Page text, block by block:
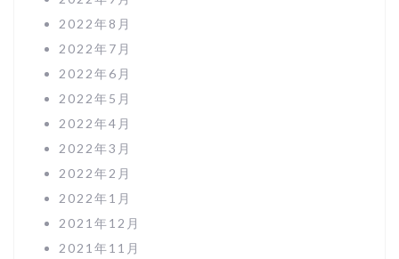
2022年8月
2022年7月
2022年6月
2022年5月
2022年4月
2022年3月
2022年2月
2022年1月
2021年12月
2021年11月